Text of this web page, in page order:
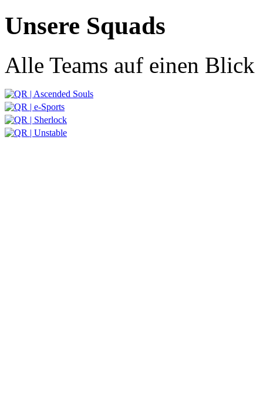
Unsere Squads
Alle Teams auf einen Blick